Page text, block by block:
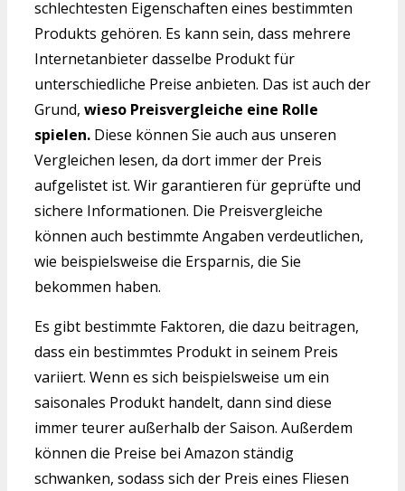
schlechtesten Eigenschaften eines bestimmten
Produkts gehören. Es kann sein, dass mehrere
Internetanbieter dasselbe Produkt für
unterschiedliche Preise anbieten. Das ist auch der
Grund, wieso Preisvergleiche eine Rolle
spielen. Diese können Sie auch aus unseren
Vergleichen lesen, da dort immer der Preis
aufgelistet ist. Wir garantieren für geprüfte und
sichere Informationen. Die Preisvergleiche
können auch bestimmte Angaben verdeutlichen,
wie beispielsweise die Ersparnis, die Sie
bekommen haben.
Es gibt bestimmte Faktoren, die dazu beitragen,
dass ein bestimmtes Produkt in seinem Preis
variiert. Wenn es sich beispielsweise um ein
saisonales Produkt handelt, dann sind diese
immer teurer außerhalb der Saison. Außerdem
können die Preise bei Amazon ständig
schwanken, sodass sich der Preis eines Fliesen